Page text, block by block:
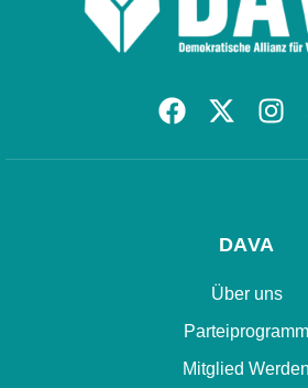
DAVA
Über uns
Parteiprogramm
Mitglied Werden